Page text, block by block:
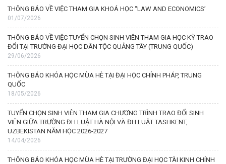
THÔNG BÁO VỀ VIỆC THAM GIA KHOÁ HỌC “LAW AND ECONOMICS’
01/07/2026
THÔNG BÁO VỀ VIỆC TUYỂN CHỌN SINH VIÊN THAM GIA HỌC KỲ TRAO
ĐỔI TẠI TRƯỜNG ĐẠI HỌC DÂN TỘC QUẢNG TÂY (TRUNG QUỐC)
29/06/2026
THÔNG BÁO KHÓA HỌC MÙA HÈ TẠI ĐẠI HỌC CHÍNH PHÁP, TRUNG
QUỐC
18/05/2026
TUYỂN CHỌN SINH VIÊN THAM GIA CHƯƠNG TRÌNH TRAO ĐỔI SINH
VIÊN GIỮA TRƯỜNG ĐH LUẬT HÀ NỘI VÀ ĐH LUẬT TASHKENT,
UZBEKISTAN NĂM HỌC 2026-2027
14/04/2026
THÔNG BÁO KHÓA HỌC MÙA HÈ TẠI TRƯỜNG ĐẠI HỌC TÀI KINH CHÍNH